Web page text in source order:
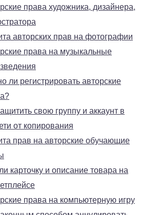
права художника, дизайнера,
авторских прав на фотографии
права на музыкальные
ли регистрировать авторские
свою группу и аккаунт в
от копирования
прав на авторские обучающие
карточку и описание товара на
права на компьютерную игру